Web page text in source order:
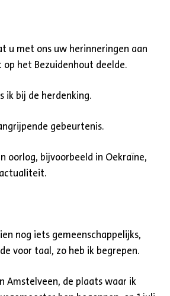
u met ons uw herinneringen aan
het Bezuidenhout deelde.
ik bij de herdenking.
gebeurtenis.
oorlog, bijvoorbeeld in Oekraïne,
nog iets gemeenschappelijks,
voor taal, zo heb ik begrepen.
Amstelveen, de plaats waar ik